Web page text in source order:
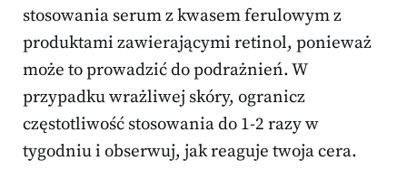
stosowania serum z kwasem ferulowym z
produktami zawierającymi retinol, ponieważ
może to prowadzić do podrażnień. W
przypadku wrażliwej skóry, ogranicz
częstotliwość stosowania do 1-2 razy w
tygodniu i obserwuj, jak reaguje twoja cera.